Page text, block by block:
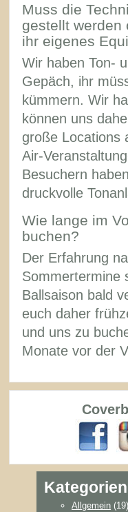
Muss die
gestellt werden
ihr eigenes
Wir haben Ton-
Gepäch, ihr
kümmern. Wir
können uns
große Locations
Air-
Besuchern
druckvolle
Wie lange im
buchen?
Der Erfahrung
Sommertermine
Ballsaison bald
euch daher
und uns zu
Monate vor der
Kategorien
Allgemein (19)